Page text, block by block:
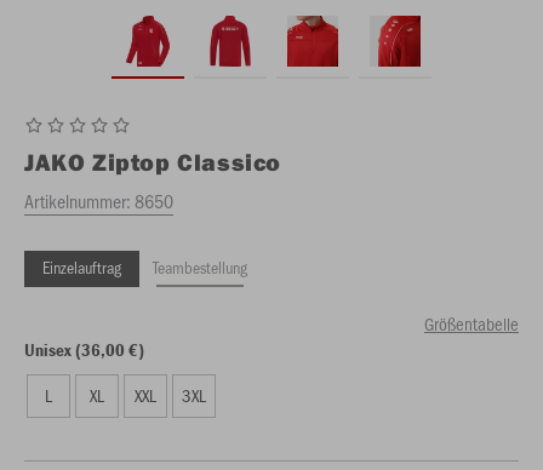
JAKO Ziptop Classico
Artikelnummer:8650
Einzelauftrag Teambestellung
Größentabelle
Unisex (36,00 €)
L XL XXL 3XL